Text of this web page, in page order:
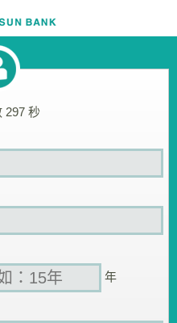
297秒
年